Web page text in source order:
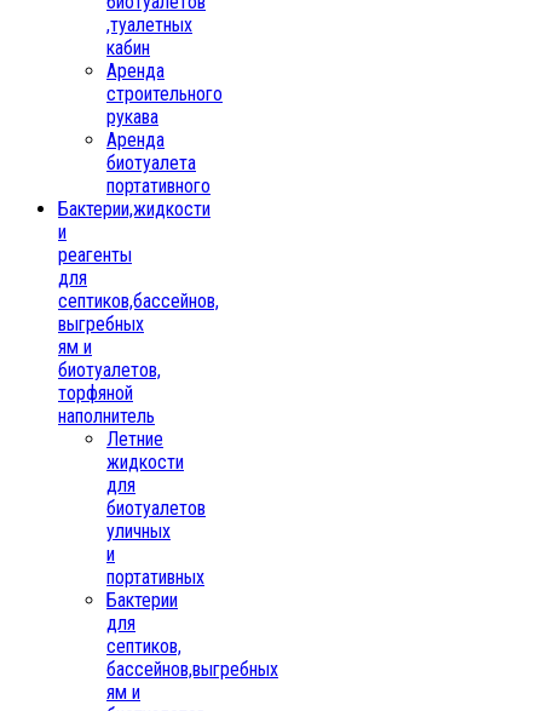
,туалетных
кабин
Аренда
строительного
рукава
Аренда
биотуалета
портативного
Бактерии,жидкости
и
реагенты
для
септиков,бассейнов,
выгребных
ям и
биотуалетов,
торфяной
наполнитель
Летние
жидкости
для
биотуалетов
уличных
и
портативных
Бактерии
для
септиков,
бассейнов,выгребных
ям и